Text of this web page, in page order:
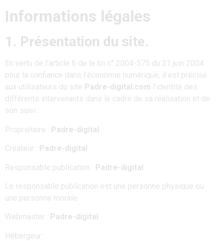
Informations légales
1. Présentation du site.
En vertu de l’article 6 de la loi n° 2004-575 du 21 juin 2004
pour la confiance dans l’économie numérique, il est précisé
aux utilisateurs du site Padre-digital.com l’identité des
différents intervenants dans le cadre de sa réalisation et de
son suivi :
Propriétaire : Padre-digital
Créateur : Padre-digital
Responsable publication : Padre-digital
Le responsable publication est une personne physique ou
une personne morale.
Webmaster : Padre-digital
Hébergeur :